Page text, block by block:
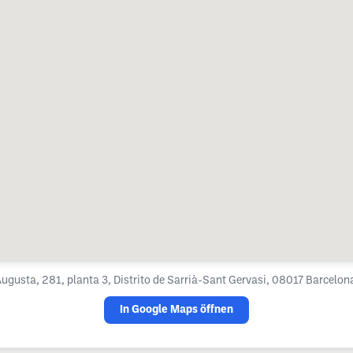
281, planta 3, Distrito de Sarrià-Sant Gervasi, 08017
In Google Maps öffnen